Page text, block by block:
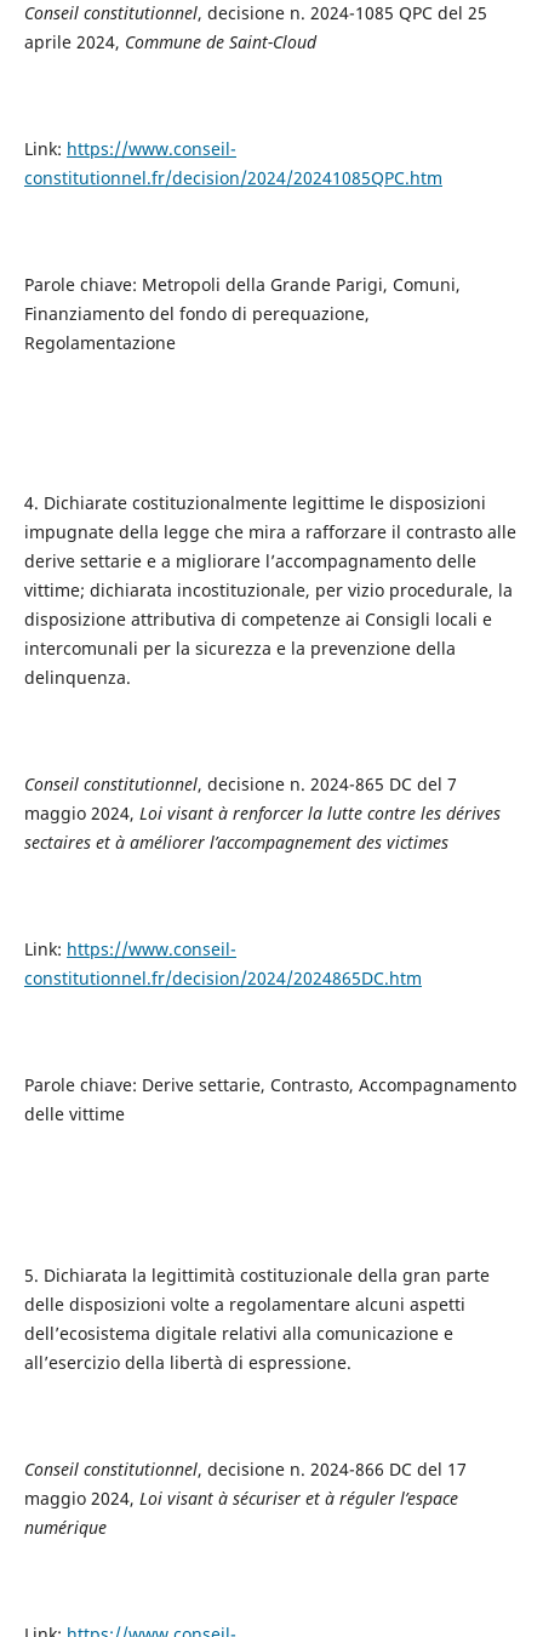
Conseil constitutionnel, decisione n. 2024-1085 QPC del 25
aprile 2024, Commune de Saint-Cloud
Link: https://www.conseil-
constitutionnel.fr/decision/2024/20241085QPC.htm
Parole chiave: Metropoli della Grande Parigi, Comuni,
Finanziamento del fondo di perequazione,
Regolamentazione
4. Dichiarate costituzionalmente legittime le disposizioni
impugnate della legge che mira a rafforzare il contrasto alle
derive settarie e a migliorare l’accompagnamento delle
vittime; dichiarata incostituzionale, per vizio procedurale, la
disposizione attributiva di competenze ai Consigli locali e
intercomunali per la sicurezza e la prevenzione della
delinquenza.
Conseil constitutionnel, decisione n. 2024-865 DC del 7
maggio 2024, Loi visant à renforcer la lutte contre les dérives
sectaires et à améliorer l’accompagnement des victimes
Link: https://www.conseil-
constitutionnel.fr/decision/2024/2024865DC.htm
Parole chiave: Derive settarie, Contrasto, Accompagnamento
delle vittime
5. Dichiarata la legittimità costituzionale della gran parte
delle disposizioni volte a regolamentare alcuni aspetti
dell’ecosistema digitale relativi alla comunicazione e
all’esercizio della libertà di espressione.
Conseil constitutionnel, decisione n. 2024-866 DC del 17
maggio 2024, Loi visant à sécuriser et à réguler l’espace
numérique